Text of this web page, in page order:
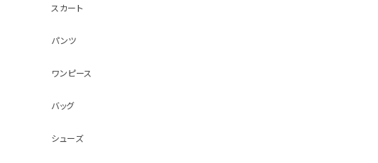
スカート
パンツ
ワンピース
バッグ
シューズ